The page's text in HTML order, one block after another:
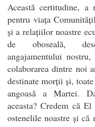
Această certitudine, a
pentru viața
și a relațiilor noastre
de oboseală,
angajamentului
colaborarea dintre noi
destinate morții și,
angoasă a Martei.
aceasta? Credem că
ostenelile noastre și că